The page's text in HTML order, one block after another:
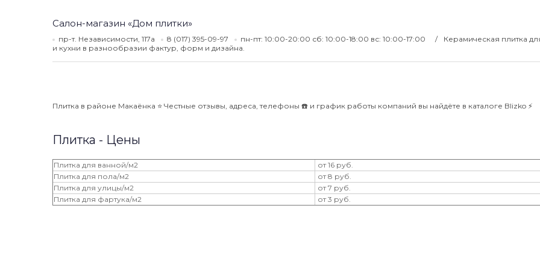
Салон-магазин «Дом плитки»
пр-т. Независимости, 117а 8 (017) 395-09-97 пн-пт: 10:00-20:00 сб: 10:00-18:00 вс: 10:00-17:00
Керамическая плитка
и кухни в разнообразии фактур, форм и дизайна.
Плитка в районе Макаёнка ⭐️ Честные отзывы, адреса, телефоны ☎️ и график работы компаний вы найдёте в каталоге Blizko ⚡️
Плитка - Цены
Плитка для ванной/м2
от 16 руб.
Плитка для пола/м2
от 8 руб.
Плитка для улицы/м2
от 7 руб.
Плитка для фартука/м2
от 3 руб.